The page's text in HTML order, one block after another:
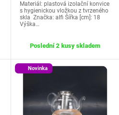
Materiál: plastová izolační konvice
s hygienickou vložkou z tvrzeného
skla Značka: alfi Šířka [cm]: 18
Výška…
Poslední 2 kusy skladem
Novinka